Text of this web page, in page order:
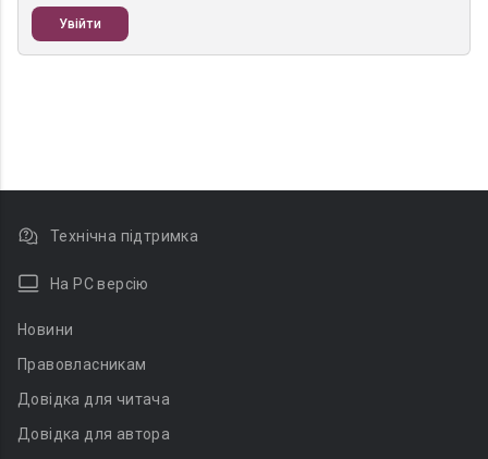
Увійти
Технічна підтримка
На PC версію
Новини
Правовласникам
Довідка для читача
Довідка для автора